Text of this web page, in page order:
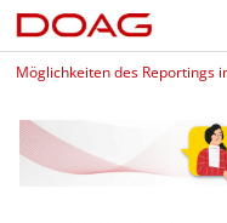
Möglichkeiten des Reportings